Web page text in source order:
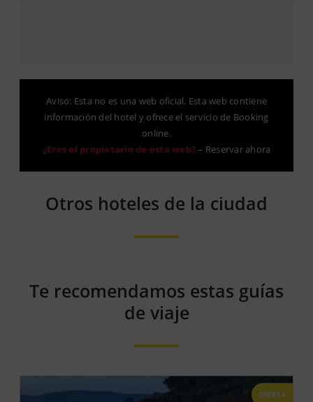
Aviso: Esta no es una web oficial. Esta web contiene
información del hotel y ofrece el servicio de Booking
online.
¿Eres el propietario de esta web?– Reservar ahora
Otros hoteles de la ciudad
Te recomendamos estas guías
de viaje
OFERTA